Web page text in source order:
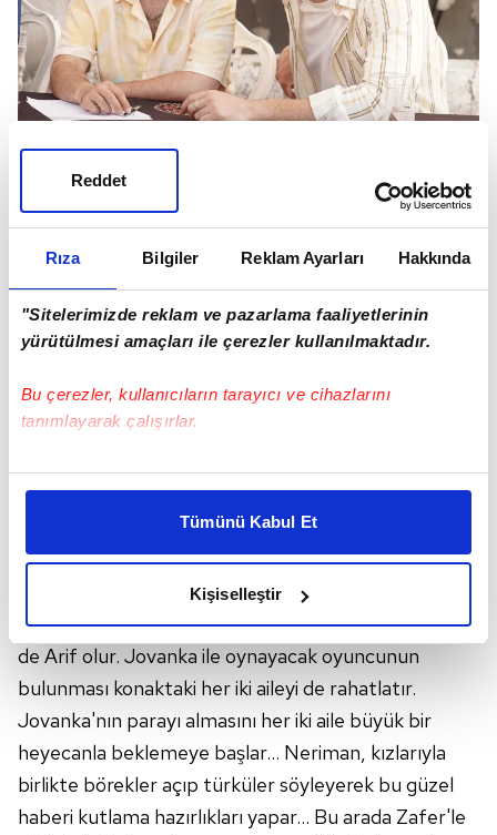
Rıza Bilgiler Reklam Ayarları Hakkında
"Sitelerimizde reklam ve pazarlama faaliyetlerinin
yürütülmesi amaçları ile çerezler kullanılmaktadır.
Bu çerezler, kullanıcıların tarayıcı ve cihazlarını
tanımlayarak çalışırlar.
Bu çerezlere izin vermeniz halinde sizlere özel
daha iyi reklam deneyimi yaşatabiliriz. Bunu yaparken
amacımızın size daha iyi bir reklam deneyimi sunmak
elimizden gelen çabayı gösterdiğimizi ve bu noktada,
kalemimiz olduğunu sizlere hatırlatmak isteriz.
Her halükârda, kullanıcılar, bu çerezlere izin vermedikleri
takdirde, kullanıcılara hedefli reklamlar
gösterilmeyecektir."
Sizlere daha iyi bir hizmet sunabilmek için İnternet
Tümünü Kabul Et
Kişiselleştir
Reddet
Balkan Ninnisi 6. BÖLÜM KONUSU
Süleyman, çarşı ağası olamasa da doğruyu
söyleyerek çarşıda itibarını geri kazanır. Bu duruma
en çok babası Zübeyir Ağa sevinirken en çok üzülen
de Arif olur. Jovanka ile oynayacak oyuncunun
bulunması konaktaki her iki aileyi de rahatlatır.
Jovanka'nın parayı almasını her iki aile büyük bir
heyecanla beklemeye başlar… Neriman, kızlarıyla
birlikte börekler açıp türküler söyleyerek bu güzel
haberi kutlama hazırlıkları yapar… Bu arada Zafer'le